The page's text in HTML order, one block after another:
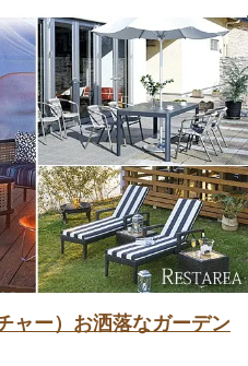
ャー）お洒落なガーデン